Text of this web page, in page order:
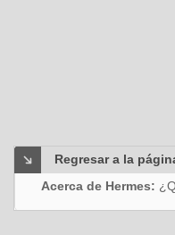
Regresar a la
Acerca de Hermes: